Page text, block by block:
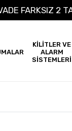
VADE
KİLİTLER VE
ALARM
SİSTEMLERİ